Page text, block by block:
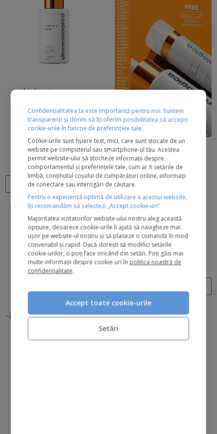
biolumin-c serum
17 recenzii
882 lei
10 ml 30 ml 59 ml
ADAUGĂ ÎN COȘ
biolumin-c serum + free
travel biolumin-c gel
moisturizer
0 recenzii
534 lei427.2 lei
Salvezi 106.8 lei
Kit
-20%
Confidențialitatea ta este importantă pentru noi. Suntem
transparenți și dorim să îți oferim posibilitatea să accepți
cookie-urile în funcție de preferințele tale.
Cookie-urile sunt fișiere text, mici, care sunt stocate de un
website pe computerul sau smartphone-ul tău. Acestea
permit website-ului să stocheze informații despre
comportamentul și preferințele tale, cum ar fi setările de
limbă, conținutul coșului de cumpărături online, informații
de conectare sau interogări de căutare.
Pentru o experiență optimă de utilizare a acestui website,
îți recomandăm să selectezi „Accept cookie-uri”.
Majoritatea vizitatorilor website-ului nostru aleg această
opțiune, deoarece cookie-urile îi ajută să navigheze mai
ușor pe website-ul nostru și să plaseze o comandă în mod
convenabil și rapid. Dacă dorești să modifici setările
cookie-urilor, o poți face oricând din setări. Poți găsi mai
multe informații despre cookie-uri în politica noastră de
confidențialitate.
Accept toate cookie-urile
Setări